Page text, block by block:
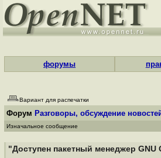
форумы
Вариант для распечатки
Форум Разговоры, обсуждение
Изначальное сообщение
"Доступен пакетный менеджер GNU